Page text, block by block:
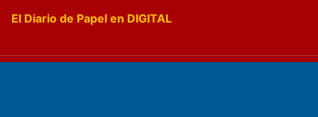
El Diario de Papel en DIGITAL